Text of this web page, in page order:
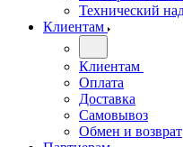
Технический
Клиентам
Клиентам
Оплата
Доставка
Самовывоз
Обмен и возврат